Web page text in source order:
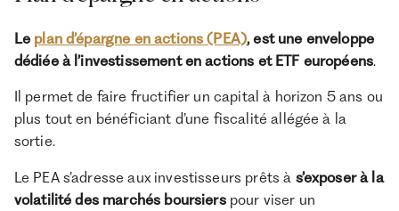
Le plan d’épargne en actions (PEA), est une enveloppe
dédiée à l’investissement en actions et ETF européens.
Il permet de faire fructifier un capital à horizon 5 ans ou
plus tout en bénéficiant d’une fiscalité allégée à la
sortie.
Le PEA s’adresse aux investisseurs prêts à s’exposer à la
volatilité des marchés boursierspour viser un